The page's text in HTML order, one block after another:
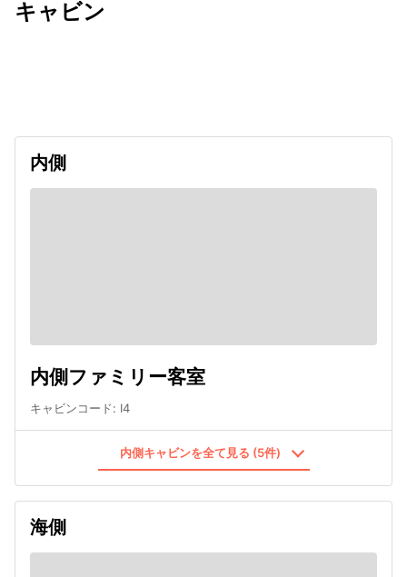
キャビン
内側
内側ファミリー客室
キャビンコード: I4
内側キャビンを全て見る (5件)
海側